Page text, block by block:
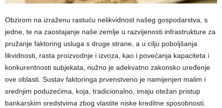
Obzirom na izraženu rastuću nelikvidnost našeg gospodarstva, s
jedne, te na zaostajanje naše zemlje u razvijenosti infrastrukture za
pružanje faktoring usluga s druge strane, a u cilju poboljšanja
likvidnosti, rasta proizvodnje i izvoza, kao i povećanja kapaciteta i
konkurentnosti subjekata, nužno je adekvatno zakonsko uređenje
ove oblasti. Sustav faktoringa prvenstveno je namijenjen malim i
srednjim poduzećima, koja, tradicionalno, imaju otežan pristup
bankarskim sredstvima zbog vlastite niske kreditne sposobnosti.